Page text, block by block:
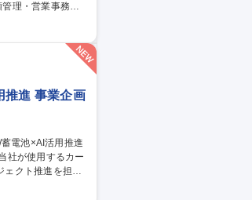
理・営業事務ま
送金データの作
【自
推進 事業企画
社が使用するカー
ェクト推進を担い